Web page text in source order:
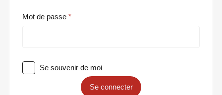
Mot de passe
Se souvenir de moi
Se connecter